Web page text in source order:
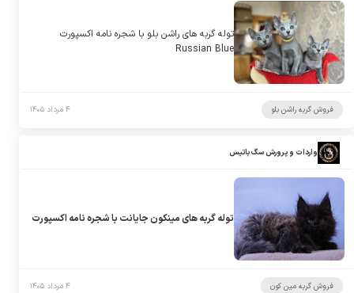
توله گربه های راشن بلو با شجره نامه اکسپورت
Russian Blue
فروش گربه راشن بلو ۴ مرداد ۱۴۰۵
واردات و پرورش سگ باتیس
توله گربه های مینکون جایانت با شجره نامه اکسپورت
فروش گربه مین کون ۴ مرداد ۱۴۰۵